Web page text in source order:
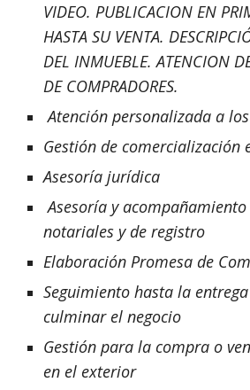
VIDEO. PUBLICACION EN
HASTA SU VENTA.
DEL INMUEBLE. ATENCION
DE COMPRADORES.
Atención personalizada a
Gestión de comercialización
Asesoría jurídica
Asesoría y acompañamiento tramites
notariales y de registro
Elaboración Promesa de
Seguimiento hasta la
culminar el negocio
Gestión para la compra o
en el exterior